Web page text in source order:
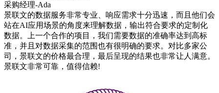
采购经理-Ada
景联文的数据服务非常专业、响应需求十分迅速，而且他们会
站在AI应用场景的角度来理解数据，输出符合要求的定制化
数据。上一个合作的项目，我们需要数据的准确率达到高标
准，并且对数据采集的范围也有很明确的要求。对比多家公
司，景联文的价格最合理，最后呈现的结果也非常让人满意。
景联文非常可靠，值得信赖!